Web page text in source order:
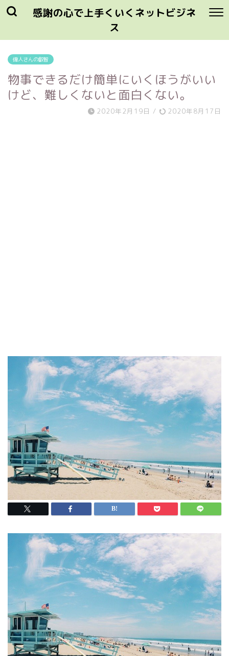
感謝の心で上手くいくネットビジネ
ス
偉人さんの叡智
物事できるだけ簡単にいくほうがいい
けど、難しくないと面白くない。
2020年2月19日 / 2020年8月17日